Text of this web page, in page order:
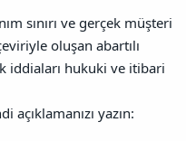
sınırı ve gerçek müşteri
oluşan abartılı
iddiaları hukuki ve itibari
açıklamanızı yazın: